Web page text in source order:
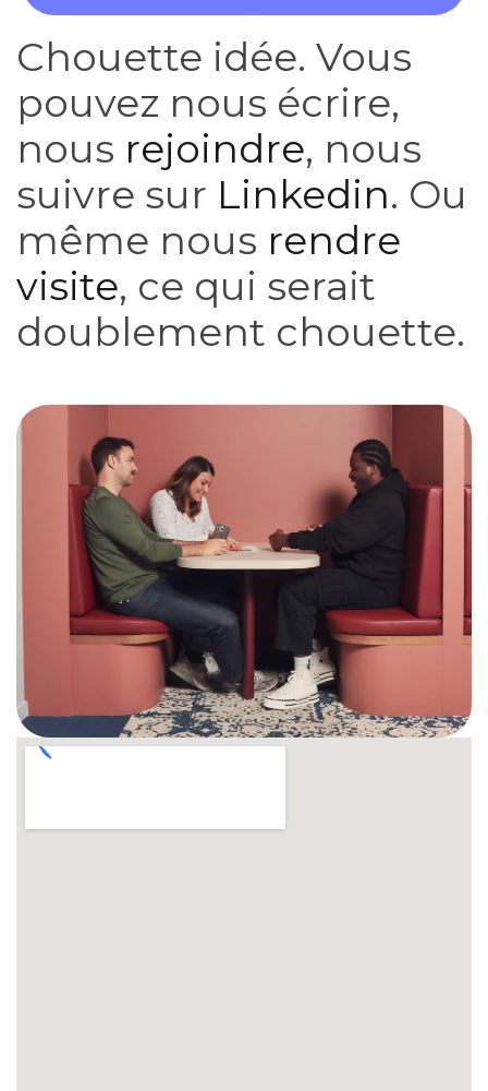
Chouette idée. Vous
pouvez nous écrire,
nous rejoindre, nous
suivre sur Linkedin. Ou
même nous rendre
visite, ce qui serait
doublement chouette.